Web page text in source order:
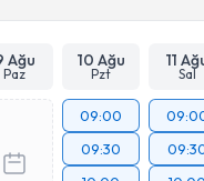
Talebini Gönder
Ağu
Paz
10 Ağu
Pzt
11
Sal
09:00
09:30